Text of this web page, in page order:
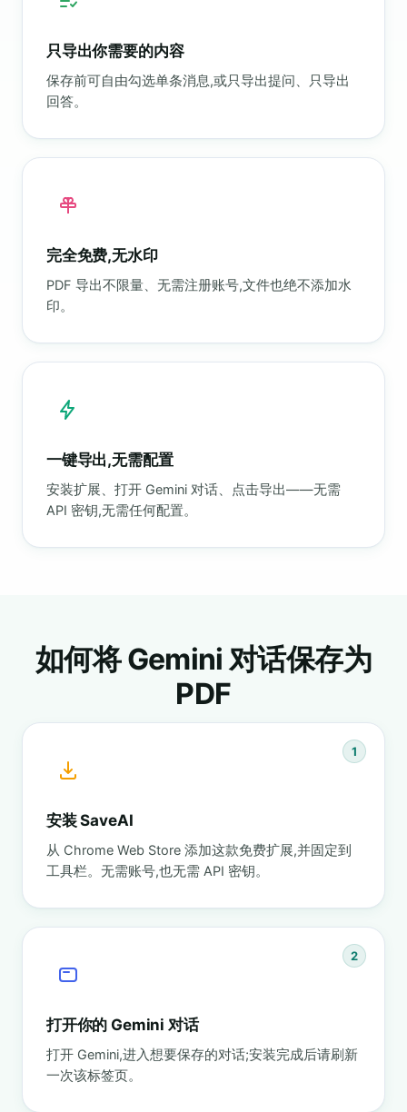
只导出你需要的内容
保存前可自由勾选单条消息,或只导出提问、只导出
回答。
完全免费,无水印
PDF 导出不限量、无需注册账号,文件也绝不添加水
印。
一键导出,无需配置
安装扩展、打开 Gemini 对话、点击导出——无需
API 密钥,无需任何配置。
如何将 Gemini 对话保存为
PDF
1
安装 SaveAI
从 Chrome Web Store 添加这款免费扩展,并固定到
工具栏。无需账号,也无需 API 密钥。
2
打开你的 Gemini 对话
打开 Gemini,进入想要保存的对话;安装完成后请刷新
一次该标签页。